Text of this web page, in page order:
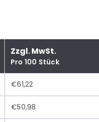
Zzgl. MwSt.
Pro 100 Stück
€61,22
€50,98